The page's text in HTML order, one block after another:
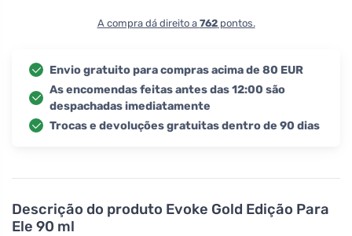
Descrição do produto Evoke Gold Edição Para
Ele 90 ml
A compra dá direito a 762pontos.
Envio gratuito para compras acima de 80 EUR
As encomendas feitas antes das 12:00 são
despachadas imediatamente
Trocas e devoluções gratuitas dentro de 90 dias